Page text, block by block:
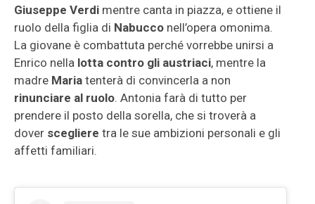
Giuseppe Verdi mentre canta in piazza, e ottiene il
ruolo della figlia di Nabucco nell’opera omonima.
La giovane è combattuta perché vorrebbe unirsi a
Enrico nella lotta contro gli austriaci, mentre la
madre Maria tenterà di convincerla a non
rinunciare al ruolo. Antonia farà di tutto per
prendere il posto della sorella, che si troverà a
dover scegliere tra le sue ambizioni personali e gli
affetti familiari.